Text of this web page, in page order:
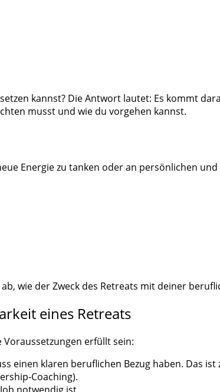
kannst? Die Antwort lautet: Es kommt
musst und wie du vorgehen kannst.
Energie zu tanken oder an persönlichen
wie der Zweck des Retreats mit deiner
eines Retreats
erfüllt sein:
einen klaren beruflichen Bezug haben. Das
Coaching).